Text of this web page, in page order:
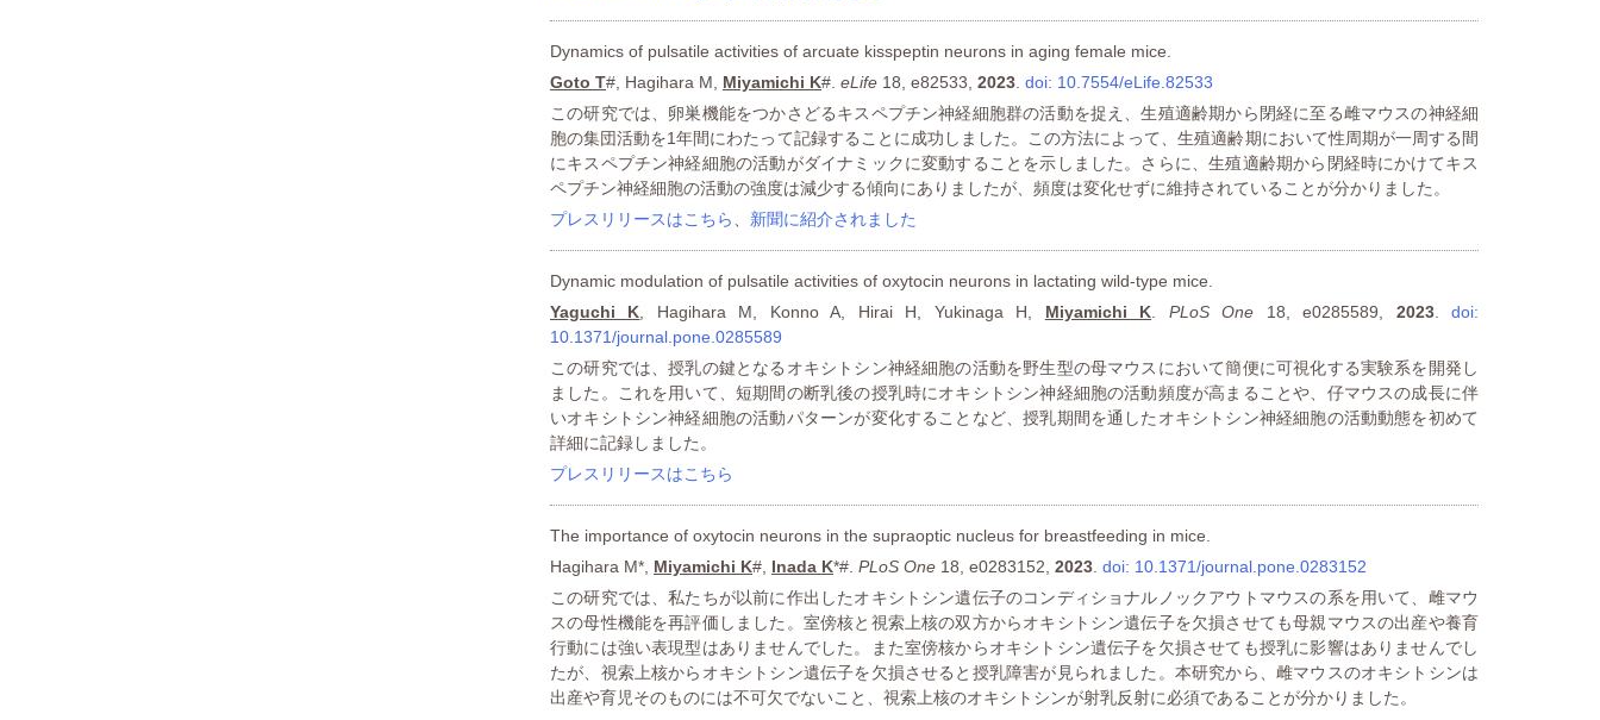
Dynamics of pulsatile activities of arcuate kisspeptin neurons in aging female mice.
Goto T#, Hagihara M, Miyamichi K#. eLife 18, e82533, 2023 doi: 10.7554/eLife.82533
この研究では、卵巣機能をつかさどるキスペプチン神経細胞群の活動を捉え、生殖適齢期から閉経に至る雌マウスの神経細
胞の集団活動を1年間にわたって記録することに成功しました。この方法によって、生殖適齢期において性周期が一周する間
にキスペプチン神経細胞の活動がダイナミックに変動することを示しました。さらに、生殖適齢期から閉経時にかけてキス
ペプチン神経細胞の活動の強度は減少する傾向にありましたが、頻度は変化せずに維持されていることが分かりました。
プレスリリースはこちら
新聞に紹介されました
Dynamic modulation of pulsatile activities of oxytocin neurons in lactating wild-type mice.
Yaguchi K , Hagihara M, Konno A, Hirai H, Yukinaga H, Miyamichi K PLoS One 18, e0285589, 2023.
doi:
10.1371/journal.pone.0285589
この研究では、授乳の鍵となるオキシトシン神経細胞の活動を野生型の母マウスにおいて簡便に可視化する実験系を開発し
ました。これを用いて、短期間の断乳後の授乳時にオキシトシン神経細胞の活動頻度が高まることや、仔マウスの成長に伴
いオキシトシン神経細胞の活動パターンが変化することなど、授乳期間を通したオキシトシン神経細胞の活動動態を初めて
詳細に記録しました。
プレスリリースはこちら
The importance of oxytocin neurons in the supraoptic nucleus for breastfeeding in mice.
Hagihara M*, Miyamichi K#, Inada K*#. PLoS One 18, e0283152, 2023 doi: 10.1371/journal.pone.0283152
この研究では、私たちが以前に作出したオキシトシン遺伝子のコンディショナルノックアウトマウスの系を用いて、雌マウ
スの母性機能を再評価しました。室傍核と視索上核の双方からオキシトシン遺伝子を欠損させても母親マウスの出産や養育
行動には強い表現型はありませんでした。また室傍核からオキシトシン遺伝子を欠損させても授乳に影響はありませんでし
たが、視索上核からオキシトシン遺伝子を欠損させると授乳障害が見られました。本研究から、雌マウスのオキシトシンは
出産や育児そのものには不可欠でないこと、視索上核のオキシトシンが射乳反射に必須であることが分かりました。